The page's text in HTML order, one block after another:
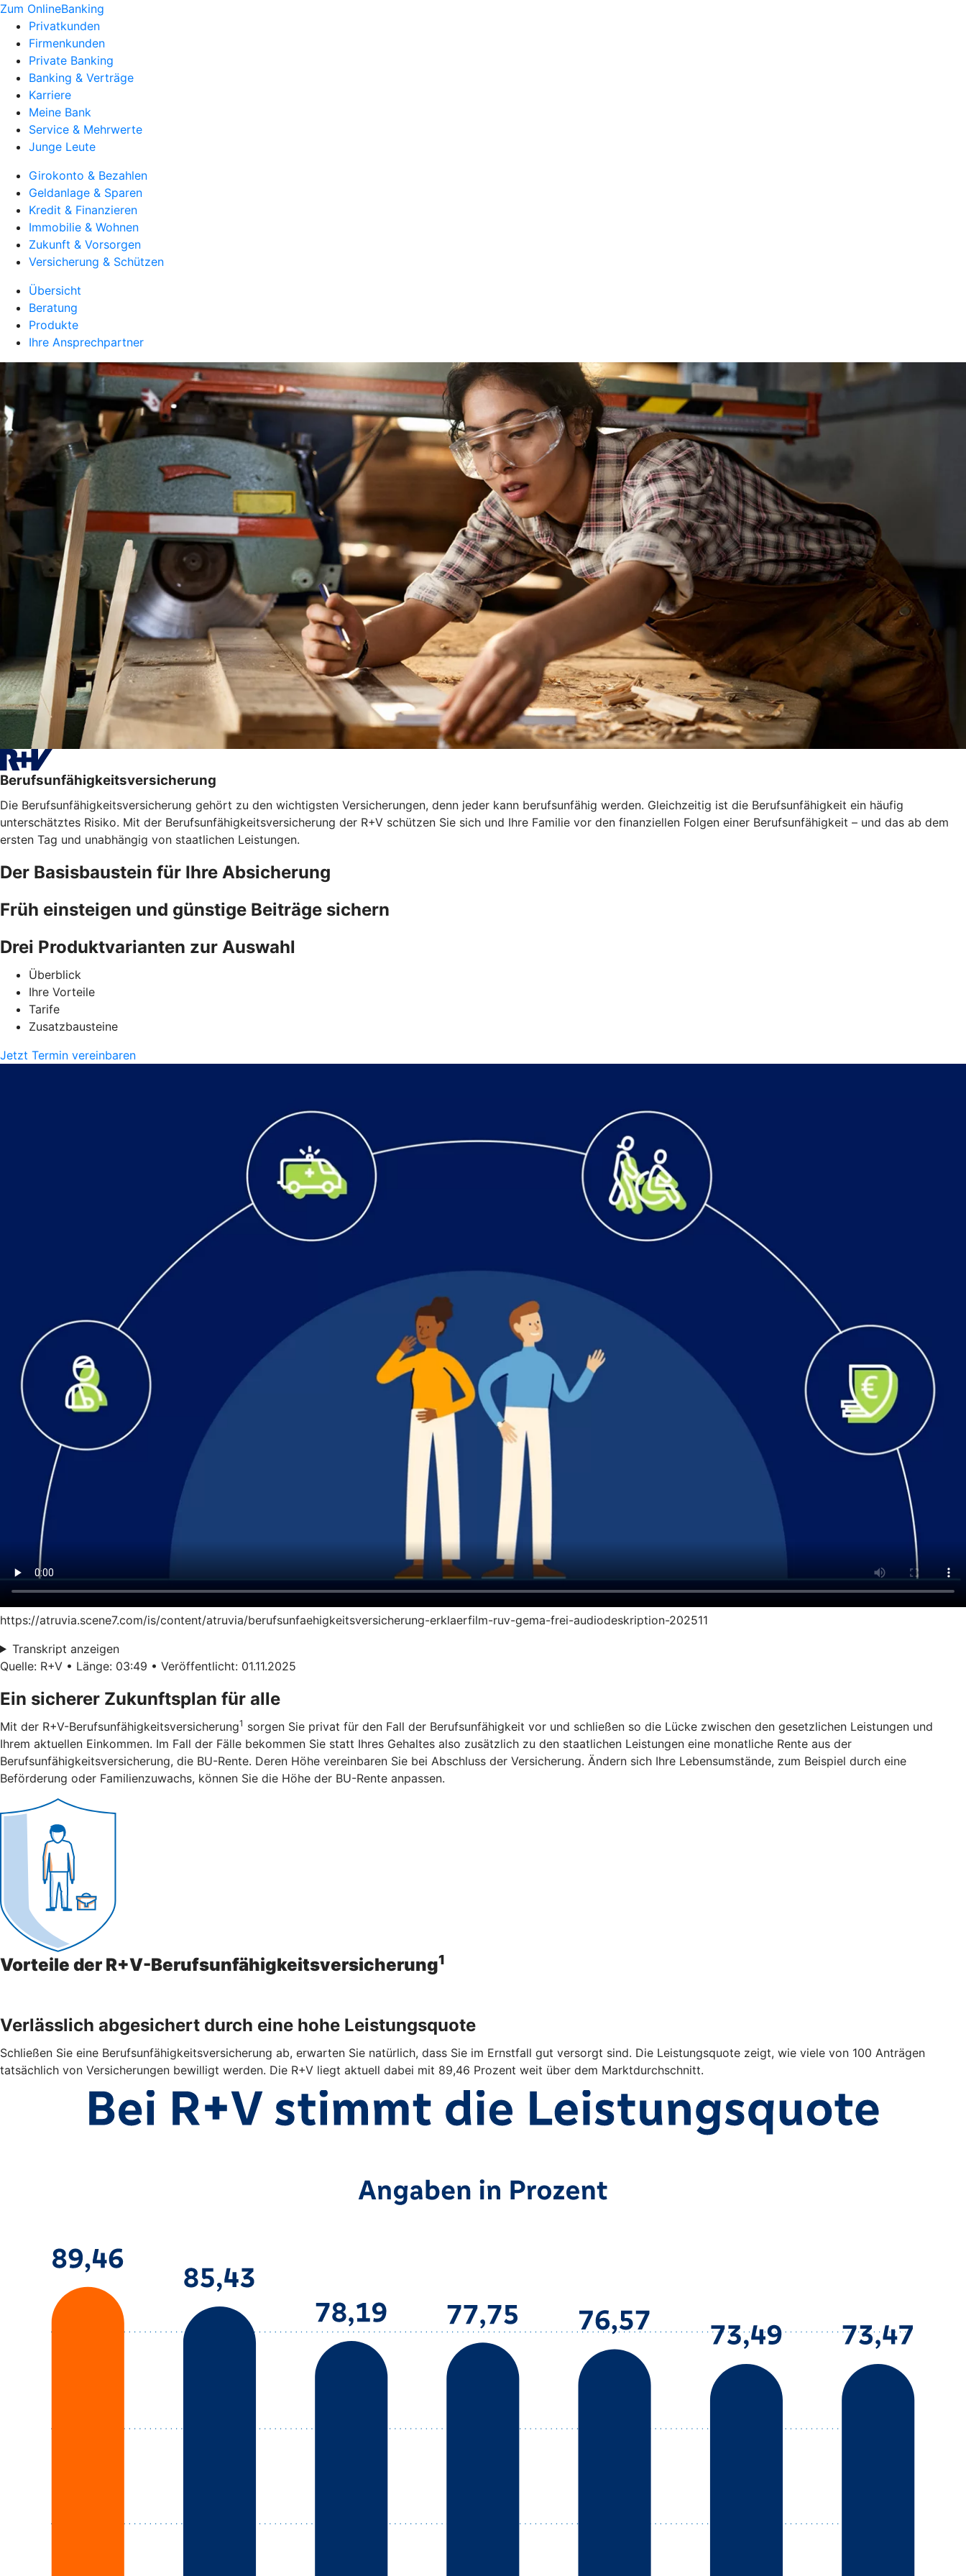
Zum OnlineBanking
Privatkunden
Firmenkunden
Private Banking
Banking & Verträge
Karriere
Meine Bank
Service & Mehrwerte
Junge Leute
Girokonto & Bezahlen
Geldanlage & Sparen
Kredit & Finanzieren
Immobilie & Wohnen
Zukunft & Vorsorgen
Versicherung & Schützen
Übersicht
Beratung
Produkte
Ihre Ansprechpartner
Berufsunfähigkeitsversicherung
Die Berufsunfähigkeitsversicherung gehört zu den wichtigsten Versicherungen, denn jeder kann berufsunfähig werden. Gleichzeitig ist die Berufsunfähigkeit ein häufig
unterschätztes Risiko. Mit der Berufsunfähigkeitsversicherung der R+V schützen Sie sich und Ihre Familie vor den finanziellen Folgen einer Berufsunfähigkeit – und das ab dem
ersten Tag und unabhängig von staatlichen Leistungen.
Der Basisbaustein für Ihre Absicherung
Früh einsteigen und günstige Beiträge sichern
Drei Produktvarianten zur Auswahl
Überblick
Ihre Vorteile
Tarife
Zusatzbausteine
Jetzt Termin vereinbaren
https://atruvia.scene7.com/is/content/atruvia/berufsunfaehigkeitsversicherung-erklaerfilm-ruv-gema-frei-audiodeskription-202511
Transkript anzeigen
Quelle: R+V • Länge: 03:49 • Veröffentlicht: 01.11.2025
Ein sicherer Zukunftsplan für alle
Mit der R+V-Berufsunfähigkeitsversicherung1 sorgen Sie privat für den Fall der Berufsunfähigkeit vor und schließen so die Lücke zwischen den gesetzlichen Leistungen und
Ihrem aktuellen Einkommen. Im Fall der Fälle bekommen Sie statt Ihres Gehaltes also zusätzlich zu den staatlichen Leistungen eine monatliche Rente aus der
Berufsunfähigkeitsversicherung, die BU-Rente. Deren Höhe vereinbaren Sie bei Abschluss der Versicherung. Ändern sich Ihre Lebensumstände, zum Beispiel durch eine
Beförderung oder Familienzuwachs, können Sie die Höhe der BU-Rente anpassen.
Vorteile der R+V-Berufsunfähigkeitsversicherung1
Verlässlich abgesichert durch eine hohe Leistungsquote
Schließen Sie eine Berufsunfähigkeitsversicherung ab, erwarten Sie natürlich, dass Sie im Ernstfall gut versorgt sind. Die Leistungsquote zeigt, wie viele von 100 Anträgen
tatsächlich von Versicherungen bewilligt werden. Die R+V liegt aktuell dabei mit 89,46 Prozent weit über dem Marktdurchschnitt.